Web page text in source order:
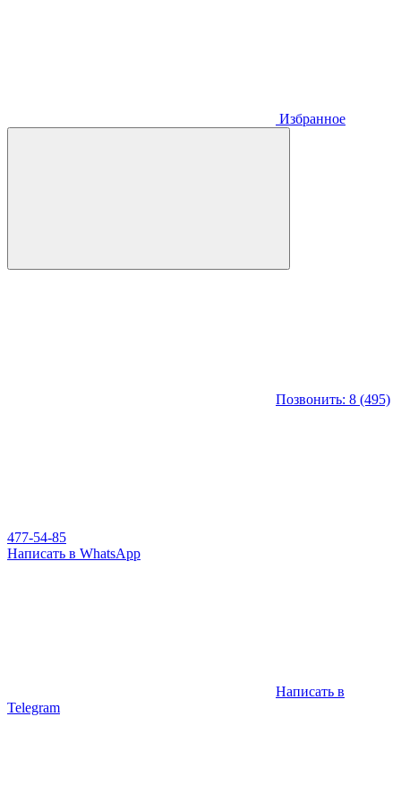
Избранное
Позвонить: 8 (495)
477-54-85
Написать в WhatsApp
Написать в
Telegram